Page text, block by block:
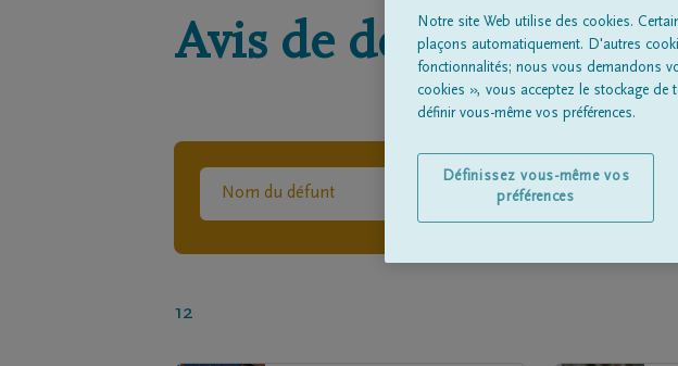
Avis de décès à
12
Notre site Web utilise des cookies.
plaçons automatiquement. D'autres
fonctionnalités; nous vous demandons
cookies », vous acceptez le stockage de
définir vous-même vos préférences.
Définissez vous-même vos
préférences